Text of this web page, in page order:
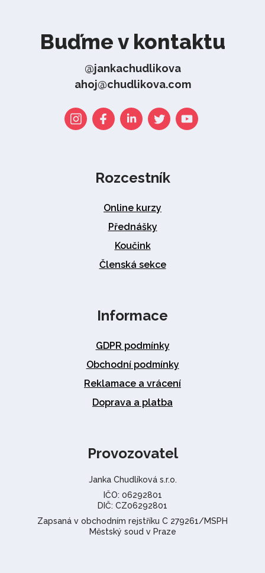
Buďme v kontaktu
@jankachudlikova
ahoj@chudlikova.com
Rozcestník
Online kurzy
Přednášky
Koučink
Členská sekce
Informace
GDPR podmínky
Obchodní podmínky
Reklamace a vrácení
Doprava a platba
Provozovatel
Janka Chudlíková s.r.o.
IČO: 06292801
DIČ: CZ06292801
Zapsaná v obchodním rejstříku C 279261/MSPH
Městský soud v Praze